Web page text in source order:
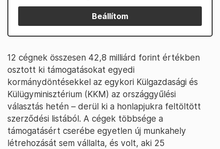
Beállítom
12 cégnek összesen 42,8 milliárd forint értékben
osztott ki támogatásokat egyedi
kormánydöntésekkel az egykori Külgazdasági és
Külügyminisztérium (KKM) az országgyűlési
választás hetén – derül ki a honlapjukra feltöltött
szerződési listából. A cégek többsége a
támogatásért cserébe egyetlen új munkahely
létrehozását sem vállalta, és volt, aki 25